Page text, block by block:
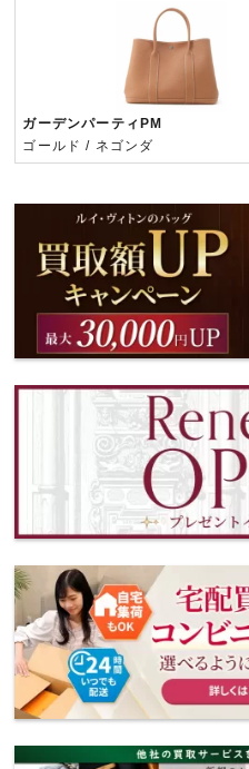
ガーデンパーティPM
ゴールド / ネゴンダ